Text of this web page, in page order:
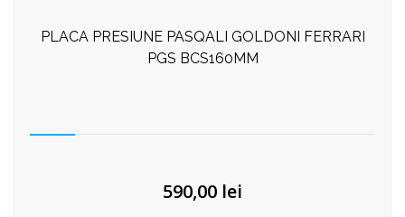
PLACA PRESIUNE PASQALI GOLDONI FERRARI
PGS BCS160MM
590,00 lei